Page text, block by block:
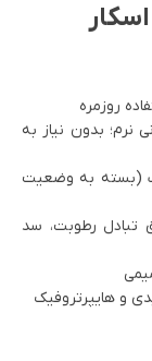
روزمره
نرم؛ بدون نیاز به
هر بار مصرف (بسته به وضعیت
تبادل رطوبت، سد
و هایپرتروفیک